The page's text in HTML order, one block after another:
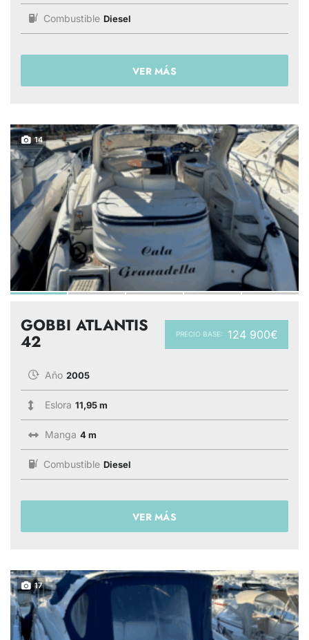
Combustible Diesel
VER MÁS
14
PRECIO BASE: 124 900€
GOBBI ATLANTIS
42
Año 2005
Eslora 11,95 m
Manga 4 m
Combustible Diesel
VER MÁS
17